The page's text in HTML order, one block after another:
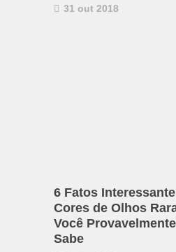
31 out 2018
6 Fatos
Cores de Olhos
Você
Sabe